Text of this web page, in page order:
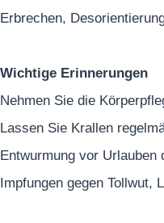
Erbrechen,
Wichtige Erinnerungen
Nehmen Sie die
Lassen Sie Krallen
Entwurmung vor Urlauben
Impfungen gegen Tollwut,